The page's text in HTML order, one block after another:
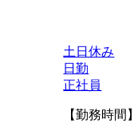
土日休み
日勤
正社員
【勤務時間】